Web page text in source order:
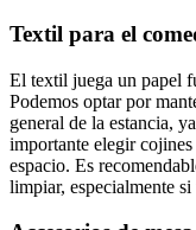
Textil para el
El textil juega un papel
Podemos optar por
general de la estancia,
importante elegir
espacio. Es
limpiar, especialmente si